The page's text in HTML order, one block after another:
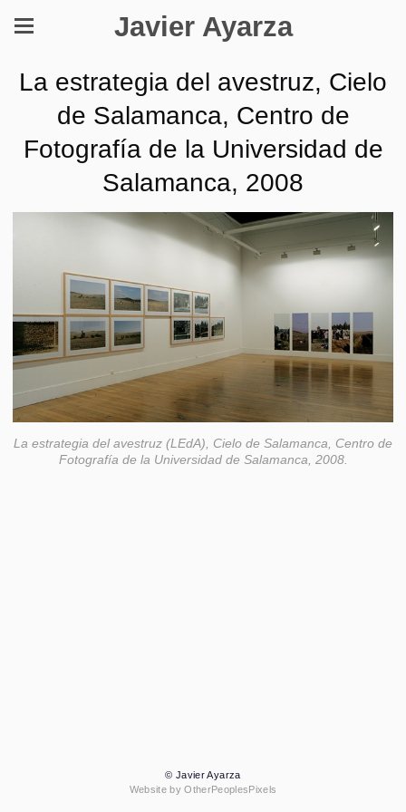
Javier Ayarza
La estrategia del avestruz, Cielo
de Salamanca, Centro de
Fotografía de la Universidad de
Salamanca, 2008
La estrategia del avestruz (LEdA), Cielo de Salamanca, Centro de
Fotografía de la Universidad de Salamanca, 2008.
© Javier Ayarza
Website by OtherPeoplesPixels